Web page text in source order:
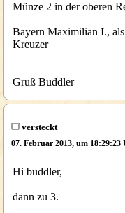
Münze 2 in der oberen
Bayern Maximilian I.,
Kreuzer
Gruß Buddler
versteckt
07. Februar 2013, um 18:29:23
Hi buddler,
dann zu 3.